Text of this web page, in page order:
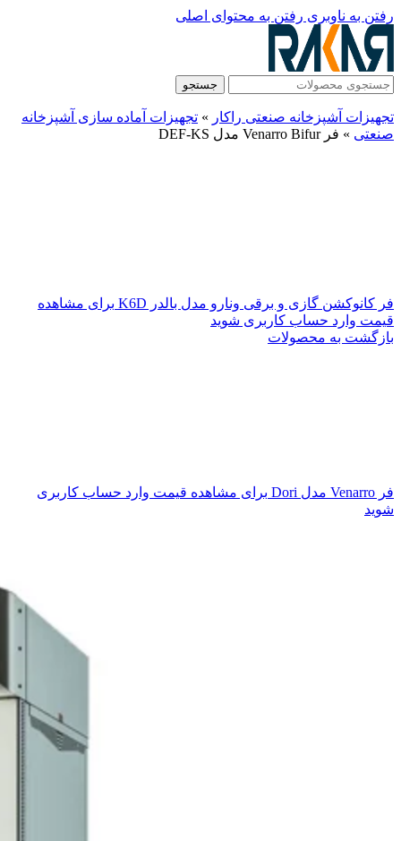
رفتن به ناوبری رفتن به محتوای اصلی
جستجو
تجهیزات آشپزخانه صنعتی راکار » تجهیزات آماده سازی آشپزخانه
صنعتی » فر Venarro Bifur مدل DEF-KS
فر کانوکشن گازی و برقی ونارو مدل بالدر K6D
برای مشاهده
قیمت وارد حساب کاربری شوید
بازگشت به محصولات
فر Venarro مدل Dori
برای مشاهده قیمت وارد حساب کاربری
شوید